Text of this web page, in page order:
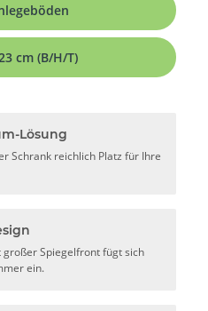
cm (B/H/T)
Lösung
Schrank reichlich Platz für Ihre
Spiegelfront fügt sich
ein.